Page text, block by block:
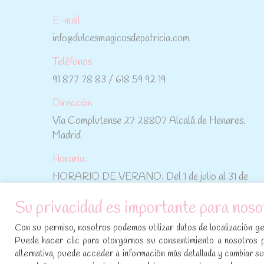
E-mail
info@dulcesmagicosdepatricia.com
Teléfonos
91 877 78 83 / 618 59 92 19
Dirección
Vía Complutense 27 28807 Alcalá de Henares.
Madrid
Horario:
HORARIO DE VERANO: Del 1 de julio al 31 de
No te pierdas las promociones y novedades,
suscríbete a nuestra newsletter:
Su privacidad es importante para
Con su permiso, nosotros podemos utilizar datos de localización
Puede hacer clic para otorgarnos su consentimiento a
alternativa, puede acceder a información más detallada y